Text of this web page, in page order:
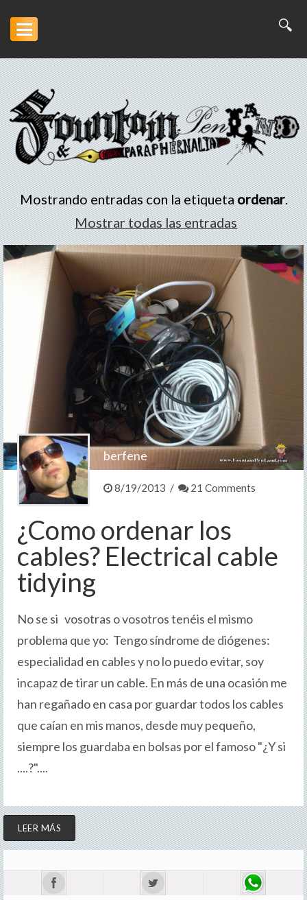
Inicio
Artesanía
Escritura
Arte
Portofolio
Descargas
Otros
Contacto
>
Mostrando entradas con la etiquetaordenar.
Mostrar todas las entradas
berfene
8/19/2013 / 21 Comments
¿Como ordenar los
cables? Electrical cable
tidying
No se si vosotras o vosotros tenéis el mismo
problema que yo: Tengo síndrome de diógenes:
especialidad en cables y no lo puedo evitar, soy
incapaz de tirar un cable. En más de una ocasión me
han regañado en casa por guardar todos los cables
que caían en mis manos, desde muy pequeño,
siempre los guardaba en bolsas por el famoso "¿Y si
....?"....
LEER MÁS